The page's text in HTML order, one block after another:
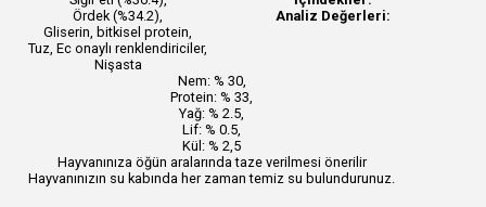
Ördek (%34.2),
Gliserin, bitkisel protein,
Tuz, Ec onaylı renklendiriciler,
Nişasta
Analiz Değerleri:
Nem: % 30,
Protein: % 33,
Yağ: % 2.5,
Lif: % 0.5,
Kül: % 2,5
Hayvanınıza öğün aralarında taze verilmesi önerilir
Hayvanınızın su kabında her zaman temiz su bulundurunuz.